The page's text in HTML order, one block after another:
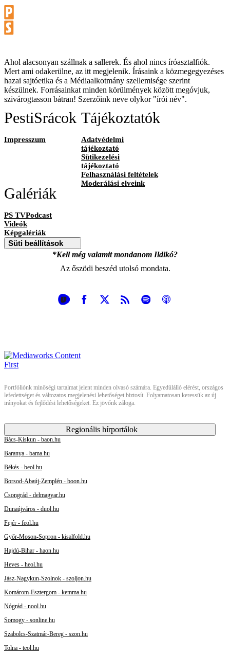
Ahol alacsonyan szállnak a sallerek. És ahol nincs íróasztalfiók.
Mert ami odakerülne, az itt megjelenik. Írásaink a közmegegyezéses
hazai sajtóetika és a Médiaalkotmány szellemisége szerint
készülnek. Forrásainkat minden körülmények között megóvjuk,
szivárogtasson bátran! Szerzőink neve olykor "írói név".
PestiSrácok
Impresszum
Tájékoztatók
Adatvédelmi
tájékoztató
Sütikezelési
tájékoztató
Felhasználási feltételek
Moderálási elveink
Galériák
PS TVPodcast
Videók
Képgalériák
Süti beállítások
*Kell még valamit mondanom Ildikó?
Az őszödi beszéd utolsó mondata.
Portfóliónk minőségi tartalmat jelent minden olvasó számára. Egyedülálló elérést, országos
lefedettséget és változatos megjelenési lehetőséget biztosít. Folyamatosan keressük az új
irányokat és fejlődési lehetőségeket. Ez jövőnk záloga.
Regionális hírportálok
Bács-Kiskun - baon.hu
Baranya - bama.hu
Békés - beol.hu
Borsod-Abaúj-Zemplén - boon.hu
Csongrád - delmagyar.hu
Dunaújváros - duol.hu
Fejér - feol.hu
Győr-Moson-Sopron - kisalfold.hu
Hajdú-Bihar - haon.hu
Heves - heol.hu
Jász-Nagykun-Szolnok - szoljon.hu
Komárom-Esztergom - kemma.hu
Nógrád - nool.hu
Somogy - sonline.hu
Szabolcs-Szatmár-Bereg - szon.hu
Tolna - teol.hu